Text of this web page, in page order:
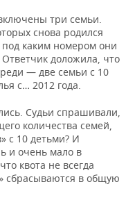
три семьи.
снова родился
каким номером они
доложила, что
— две семьи с 10
с… 2012 года.
Судьи спрашивали,
количества семей,
с 10 детьми? И
и очень мало в
квота не всегда
сбрасываются в общую